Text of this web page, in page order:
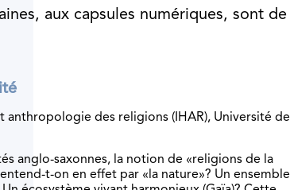
aux capsules numériques, sont de
anthropologie des religions (IHAR), Université de
anglo-saxonnes, la notion de «religions de la
t-on en effet par «la nature»? Un ensemble